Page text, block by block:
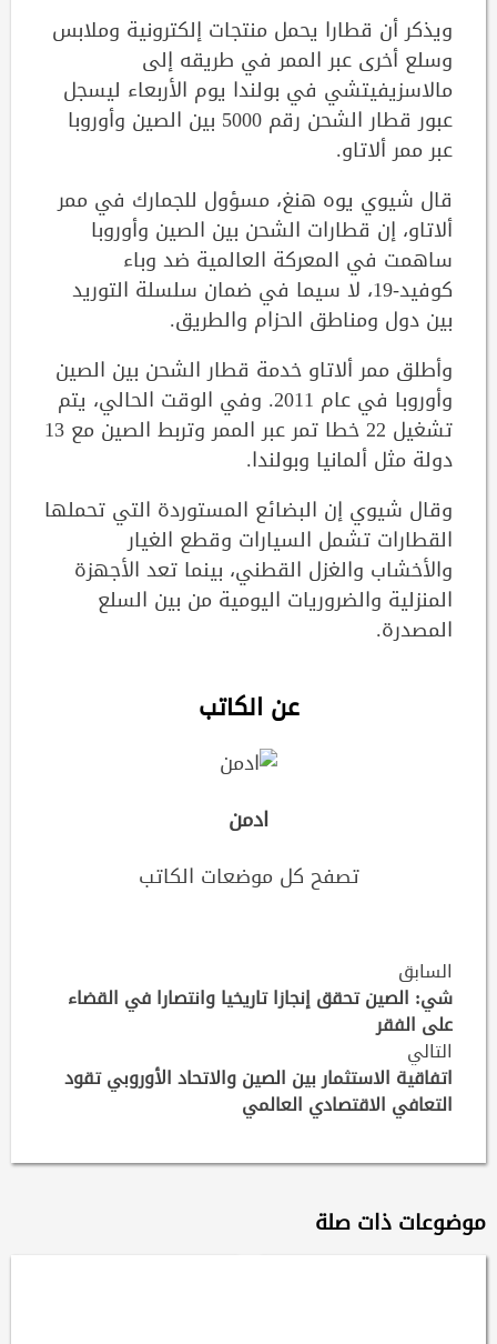
ويذكر أن قطارا يحمل منتجات إلكترونية وملابس
وسلع أخرى عبر الممر في طريقه إلى
مالاسزيفيتشي في بولندا يوم الأربعاء ليسجل
عبور قطار الشحن رقم 5000 بين الصين وأوروبا
عبر ممر ألاتاو.
قال شيوي يوه هنغ، مسؤول للجمارك في ممر
ألاتاو، إن قطارات الشحن بين الصين وأوروبا
ساهمت في المعركة العالمية ضد وباء
كوفيد-19، لا سيما في ضمان سلسلة التوريد
بين دول ومناطق الحزام والطريق.
وأطلق ممر ألاتاو خدمة قطار الشحن بين الصين
وأوروبا في عام 2011. وفي الوقت الحالي، يتم
تشغيل 22 خطا تمر عبر الممر وتربط الصين مع 13
دولة مثل ألمانيا وبولندا.
وقال شيوي إن البضائع المستوردة التي تحملها
القطارات تشمل السيارات وقطع الغيار
والأخشاب والغزل القطني، بينما تعد الأجهزة
المنزلية والضروريات اليومية من بين السلع
المصدرة.
عن الكاتب
ادمن
تصفح كل موضعات الكاتب
Continue
Reading
السابق
شي: الصين تحقق إنجازا تاريخيا وانتصارا في القضاء
على الفقر
التالي
اتفاقية الاستثمار بين الصين والاتحاد الأوروبي تقود
التعافي الاقتصادي العالمي
موضوعات ذات صلة